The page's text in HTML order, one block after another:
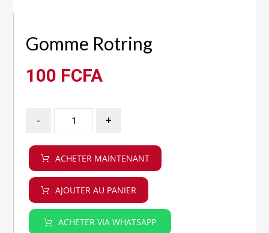
Gomme Rotring
100 FCFA
- +
ACHETER MAINTENANT
AJOUTER AU PANIER
ACHETER VIA WHATSAPP